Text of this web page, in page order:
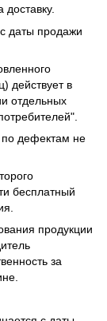
даты продажи
действует в
отдельных
по дефектам не
бесплатный
продукции
за